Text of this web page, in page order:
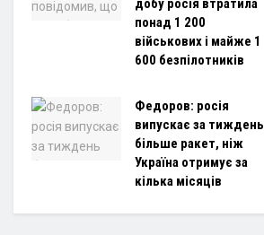
добу росія втратила
понад 1 200
військових і майже 1
600 безпілотників
Федоров: росія
випускає за тиждень
більше ракет, ніж
Україна отримує за
кілька місяців